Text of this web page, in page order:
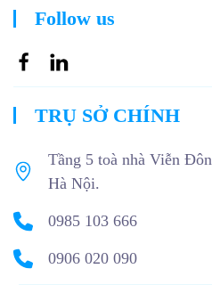
Follow us
TRỤ SỞ CHÍNH
Tầng 5 toà nhà Viễn
Hà Nội.
0985 103 666
0906 020 090